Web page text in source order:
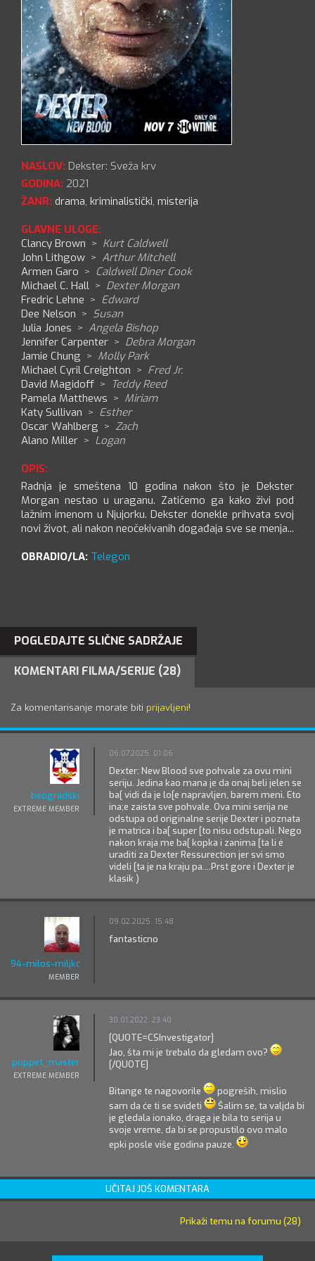
NASLOV: Dekster: Sveža krv
GODINA: 2021
ŽANR: drama, kriminalistički, misterija
GLAVNE ULOGE:
Clancy Brown > Kurt Caldwell
John Lithgow > Arthur Mitchell
Armen Garo > Caldwell Diner Cook
Michael C. Hall > Dexter Morgan
Fredric Lehne > Edward
Dee Nelson > Susan
Julia Jones > Angela Bishop
Jennifer Carpenter > Debra Morgan
Jamie Chung > Molly Park
Michael Cyril Creighton > Fred Jr.
David Magidoff > Teddy Reed
Pamela Matthews > Miriam
Katy Sullivan > Esther
Oscar Wahlberg > Zach
Alano Miller > Logan
OPIS:
Radnja je smeštena 10 godina nakon što je Dekster
Morgan nestao u uraganu. Zatičemo ga kako živi pod
lažnim imenom u Njujorku. Dekster donekle prihvata svoj
novi život, ali nakon neočekivanih događaja sve se menja...
OBRADIO/LA: Telegon
POGLEDAJTE SLIČNE SADRŽAJE
KOMENTARI FILMA/SERIJE (28)
Za komentarisanje morate biti prijavljeni!
beogradski
EXTREME MEMBER
06.07.2025. 01:06
Dexter: New Blood sve pohvale za ovu mini
seriju. Jedina kao mana je da onaj beli jelen se
ba[ vidi da je lo[e napravljen, barem meni. Eto
ina;e zaista sve pohvale. Ova mini serija ne
odstupa od originalne serije Dexter i poznata
je matrica i ba[ super [to nisu odstupali. Nego
nakon kraja me ba[ kopka i zanima [ta li é
uraditi za Dexter Ressurection jer svi smo
videli [ta je na kraju pa....Prst gore i Dexter je
klasik )
94-milos-miljkovic
MEMBER
09.02.2025. 15:48
fantasticno
puppet_master
EXTREME MEMBER
30.01.2022. 23:40
[QUOTE=CSInvestigator]
Jao, šta mi je trebalo da gledam ovo?
[/QUOTE]
Bitange te nagovorile
pogreših, mislio
sam da će ti se svideti
Šalim se, ta valjda bi
je gledala ionako, draga je bila to serija u
svoje vreme, da bi se propustilo ovo malo
epki posle više godina pauze.
UČITAJ JOŠ KOMENTARA
Prikaži temu na forumu (28)